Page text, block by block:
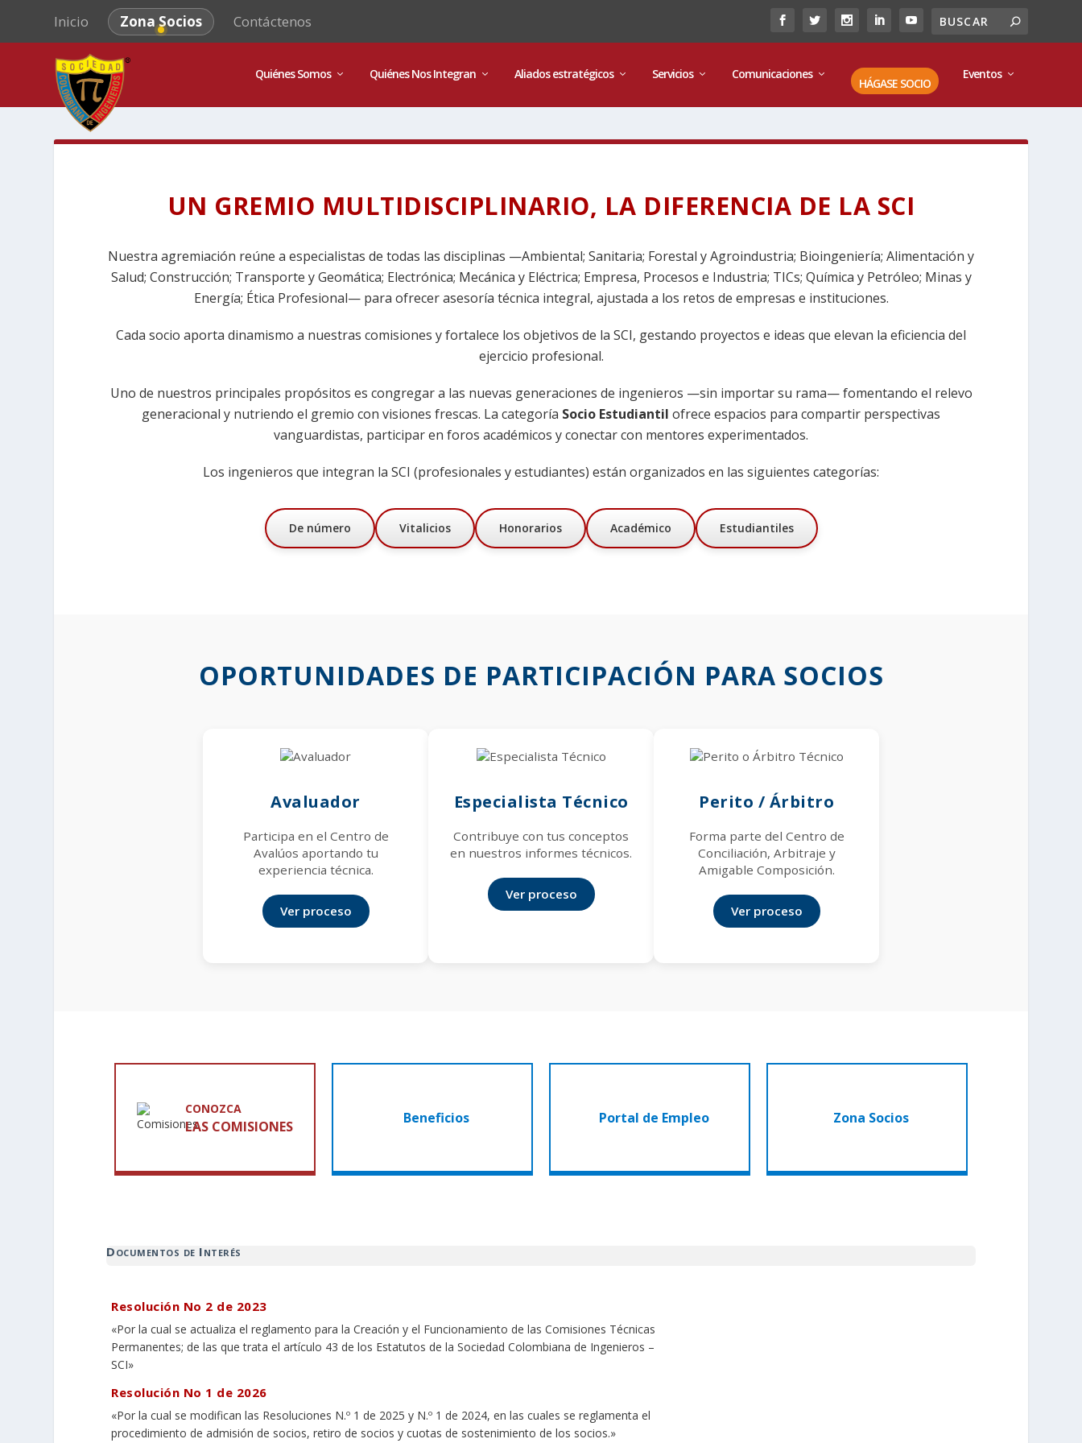
Inicio Zona Socios Contáctenos
Quiénes Somos Quiénes Nos Integran Aliados estratégicos Servicios Comunicaciones
HÁGASE SOCIO
Eventos
UN GREMIO MULTIDISCIPLINARIO, LA DIFERENCIA DE LA SCI
Nuestra agremiación reúne a especialistas de todas las disciplinas —Ambiental; Sanitaria; Forestal y Agroindustria; Bioingeniería; Alimentación y
Salud; Construcción; Transporte y Geomática; Electrónica; Mecánica y Eléctrica; Empresa, Procesos e Industria; TICs; Química y Petróleo; Minas y
Energía; Ética Profesional— para ofrecer asesoría técnica integral, ajustada a los retos de empresas e instituciones.
Cada socio aporta dinamismo a nuestras comisiones y fortalece los objetivos de la SCI, gestando proyectos e ideas que elevan la eficiencia del
ejercicio profesional.
Uno de nuestros principales propósitos es congregar a las nuevas generaciones de ingenieros —sin importar su rama— fomentando el relevo
generacional y nutriendo el gremio con visiones frescas. La categoría Socio Estudiantil ofrece espacios para compartir perspectivas
vanguardistas, participar en foros académicos y conectar con mentores experimentados.
Los ingenieros que integran la SCI (profesionales y estudiantes) están organizados en las siguientes categorías:
De número Vitalicios Honorarios Académico Estudiantiles
OPORTUNIDADES DE PARTICIPACIÓN PARA SOCIOS
Avaluador
Participa en el Centro de
Avalúos aportando tu
experiencia técnica.
Ver proceso
Especialista Técnico
Contribuye con tus conceptos
en nuestros informes técnicos.
Ver proceso
Perito / Árbitro
Forma parte del Centro de
Conciliación, Arbitraje y
Amigable Composición.
Ver proceso
CONOZCA
LAS COMISIONES
Más Información
Beneficios Portal de Empleo Zona Socios
Documentos de Interés
Resolución No 2 de 2023
«Por la cual se actualiza el reglamento para la Creación y el Funcionamiento de las Comisiones Técnicas
Permanentes; de las que trata el artículo 43 de los Estatutos de la Sociedad Colombiana de Ingenieros –
SCI»
Resolución No 1 de 2026
«Por la cual se modifican las Resoluciones N.º 1 de 2025 y N.º 1 de 2024, en las cuales se reglamenta el
procedimiento de admisión de socios, retiro de socios y cuotas de sostenimiento de los socios.»